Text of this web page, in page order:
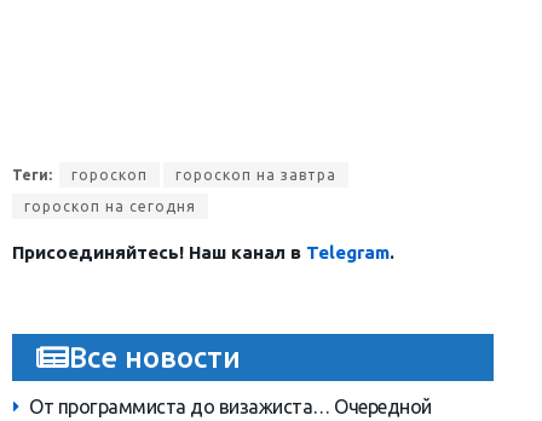
Теги: гороскоп
гороскоп на завтра
гороскоп на сегодня
Присоединяйтесь! Наш канал в Telegram.
Все новости
От программиста до визажиста… Очередной